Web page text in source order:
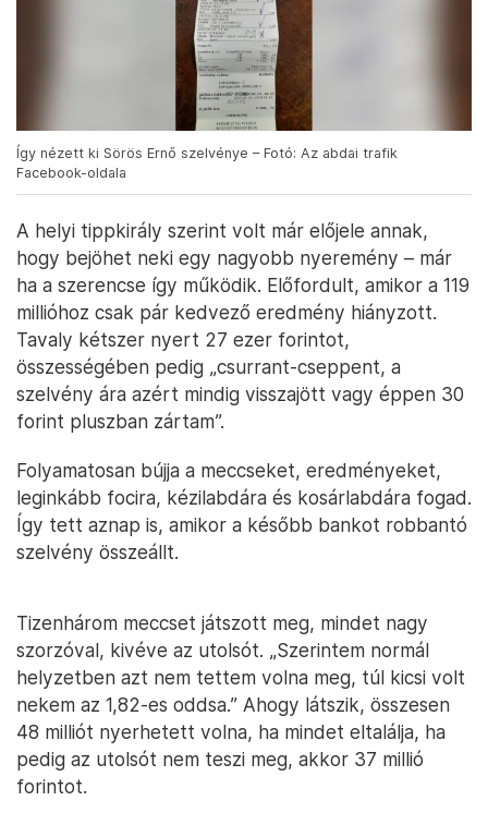
Így nézett ki Sörös Ernő szelvénye – Fotó: Az abdai trafik
Facebook-oldala
A helyi tippkirály szerint volt már előjele annak,
hogy bejöhet neki egy nagyobb nyeremény – már
ha a szerencse így működik. Előfordult, amikor a 119
millióhoz csak pár kedvező eredmény hiányzott.
Tavaly kétszer nyert 27 ezer forintot,
összességében pedig „csurrant-cseppent, a
szelvény ára azért mindig visszajött vagy éppen 30
forint pluszban zártam”.
Folyamatosan bújja a meccseket, eredményeket,
leginkább focira, kézilabdára és kosárlabdára fogad.
Így tett aznap is, amikor a később bankot robbantó
szelvény összeállt.
Tizenhárom meccset játszott meg, mindet nagy
szorzóval, kivéve az utolsót. „Szerintem normál
helyzetben azt nem tettem volna meg, túl kicsi volt
nekem az 1,82-es oddsa.” Ahogy látszik, összesen
48 milliót nyerhetett volna, ha mindet eltalálja, ha
pedig az utolsót nem teszi meg, akkor 37 millió
forintot.